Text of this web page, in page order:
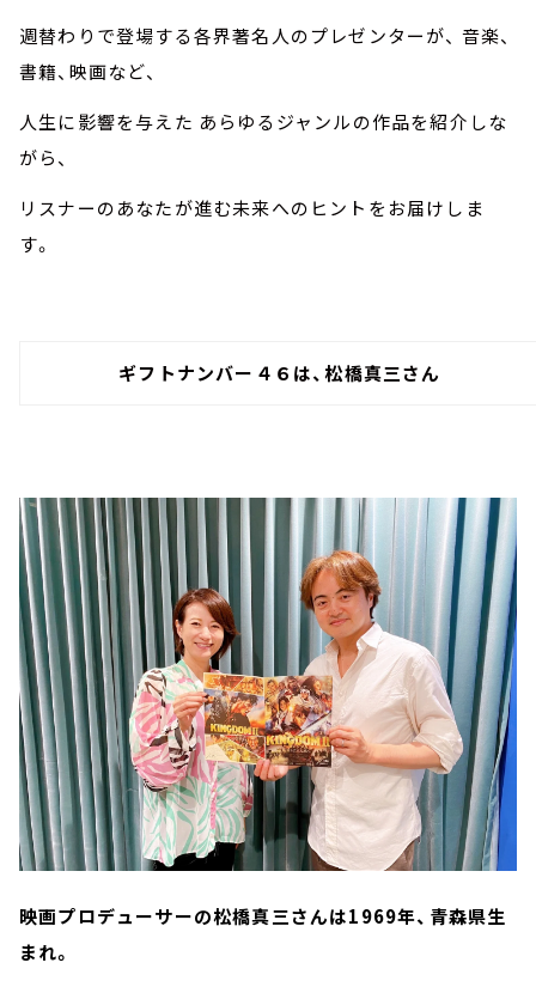
週替わりで登場する各界著名人のプレゼンターが、 音楽、
書籍、映画など、
人生に影響を与えた あらゆるジャンルの作品を紹介しな
がら、
リスナーのあなたが進む未来へのヒントをお届けしま
す。
ギフトナンバー４６は、松橋真三さん
映画プロデューサーの松橋真三さんは1969年、青森県生
まれ。